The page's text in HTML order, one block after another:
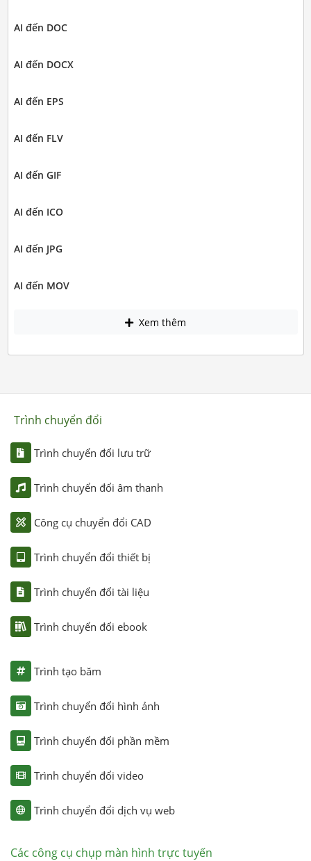
AI đến DOC
AI đến DOCX
AI đến EPS
AI đến FLV
AI đến GIF
AI đến ICO
AI đến JPG
AI đến MOV
Xem thêm
Trình chuyển đổi
Trình chuyển đổi lưu trữ
Trình chuyển đổi âm thanh
Công cụ chuyển đổi CAD
Trình chuyển đổi thiết bị
Trình chuyển đổi tài liệu
Trình chuyển đổi ebook
Trình tạo băm
Trình chuyển đổi hình ảnh
Trình chuyển đổi phần mềm
Trình chuyển đổi video
Trình chuyển đổi dịch vụ web
Các công cụ chụp màn hình trực tuyến